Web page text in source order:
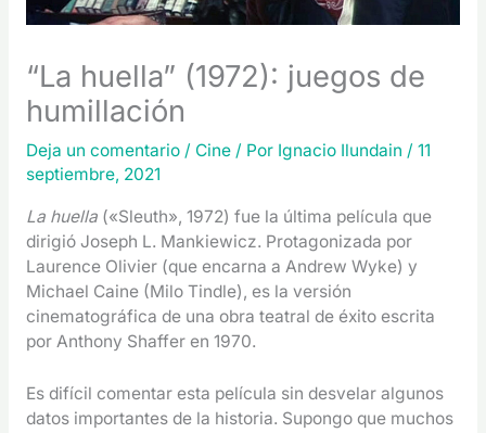
“La huella” (1972): juegos de
humillación
Deja un comentario / Cine/ Por Ignacio Ilundain / 11
septiembre, 2021
La huella(«Sleuth», 1972) fue la última película que
dirigió Joseph L. Mankiewicz. Protagonizada por
Laurence Olivier (que encarna a Andrew Wyke) y
Michael Caine (Milo Tindle), es la versión
cinematográfica de una obra teatral de éxito escrita
por Anthony Shaffer en 1970.
Es difícil comentar esta película sin desvelar algunos
datos importantes de la historia. Supongo que muchos